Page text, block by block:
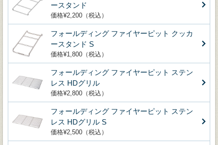
ースタンド
価格¥2,200（税込）
フォールディング ファイヤーピット クッカ
ースタンド S
価格¥1,800（税込）
フォールディング ファイヤーピット ステン
レス HDグリル
価格¥2,800（税込）
フォールディング ファイヤーピット ステン
レス HDグリル S
価格¥2,500（税込）